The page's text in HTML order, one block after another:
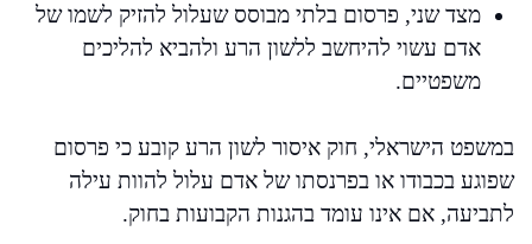
מצד שני, פרסום בלתי מבוסס שעלול להזיק לשמו של
אדם עשוי להיחשב ללשון הרע ולהביא להליכים
משפטיים.
במשפט הישראלי, חוק איסור לשון הרע קובע כי פרסום
שפוגע בכבודו או בפרנסתו של אדם עלול להוות עילה
לתביעה, אם אינו עומד בהגנות הקבועות בחוק.